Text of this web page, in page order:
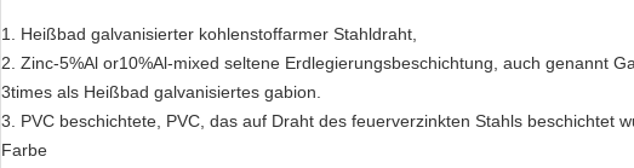
1. Heißbad galvanisierter kohlenstoffarmer Stahldraht,
2. Zinc-5%Al or10%Al-mixed seltene Erdlegierungsbeschichtung, auch genannt
3times als Heißbad galvanisiertes gabion.
3. PVC beschichtete, PVC, das auf Draht des feuerverzinkten Stahls beschichtet
Farbe